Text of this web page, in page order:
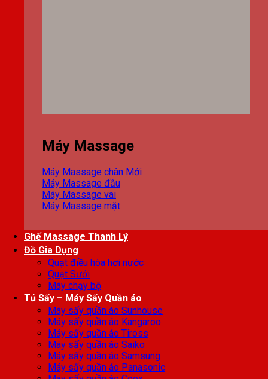
Máy Massage
Máy Massage chân
Máy Massage đầu
Máy Massage vai
Máy Massage mặt
Ghế Massage Thanh Lý
Đồ Gia Dụng
Quạt điều hòa hơi nước
Quạt Sưởi
Máy chạy bộ
Tủ Sấy – Máy Sấy Quần áo
Máy sấy quần áo Sunhouse
Máy sấy quần áo Kangaroo
Máy sấy quần áo Tiross
Máy sấy quần áo Saiko
Máy sấy quần áo Samsung
Máy sấy quần áo Panasonic